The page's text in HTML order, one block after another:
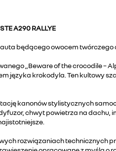
A290 RALLYE
będącego owocem
„Beware of the crocodile –
języka krokodyla. Ten kultowy
kanonów stylistycznych
chwyt powietrza na
rozwiązaniach